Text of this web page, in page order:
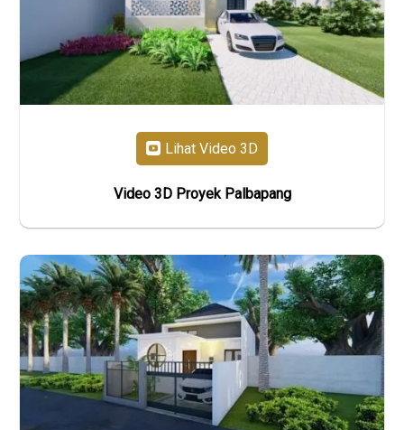
Lihat Video 3D
Video 3D Proyek Palbapang